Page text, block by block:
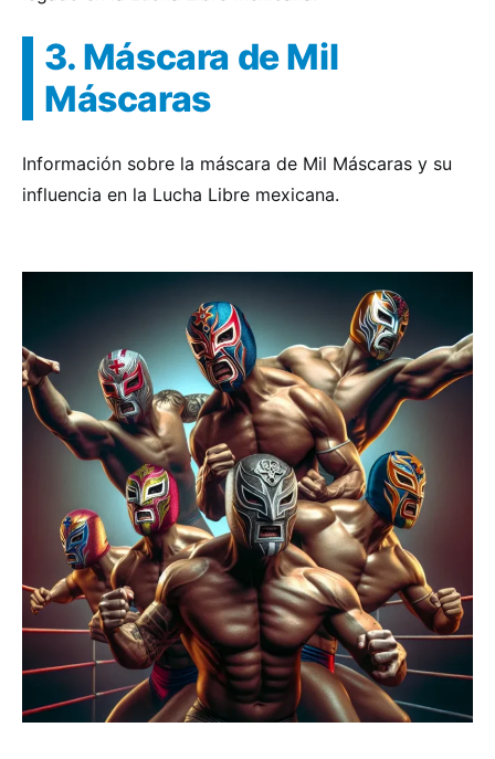
3. Máscara de Mil
Máscaras
Información sobre la máscara de Mil Máscaras y su
influencia en la Lucha Libre mexicana.